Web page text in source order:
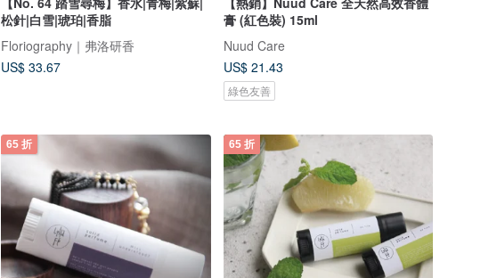
松針|白雪|琥珀|香脂
Floriography｜弗洛研香
US$ 33.67
膏 (紅色裝) 15ml
Nuud Care
US$ 21.43
綠色友善
65 折 65 折